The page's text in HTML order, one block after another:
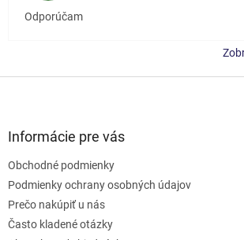
Odporúčam
Informácie pre vás
Obchodné podmienky
Podmienky ochrany osobných údajov
Prečo nakúpiť u nás
Často kladené otázky